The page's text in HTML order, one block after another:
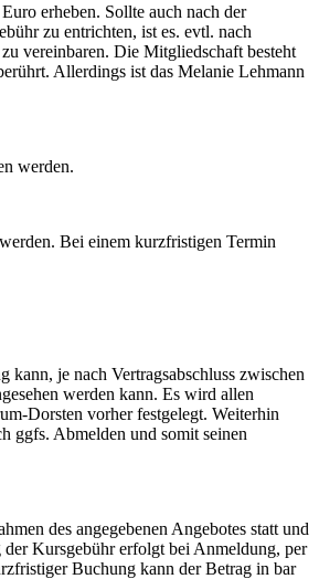
erheben. Sollte auch nach der
zu entrichten, ist es. evtl. nach
vereinbaren. Die Mitgliedschaft besteht
Allerdings ist das Melanie Lehmann
werden.
Bei einem kurzfristigen Termin
je nach Vertragsabschluss zwischen
werden kann. Es wird allen
Dorsten vorher festgelegt. Weiterhin
ggfs. Abmelden und somit seinen
des angegebenen Angebotes statt und
der Kursgebühr erfolgt bei Anmeldung, per
Buchung kann der Betrag in bar